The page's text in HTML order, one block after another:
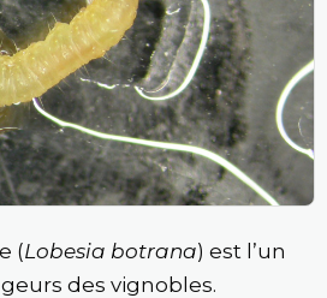
(Lobesia botrana) est l’un
des vignobles.